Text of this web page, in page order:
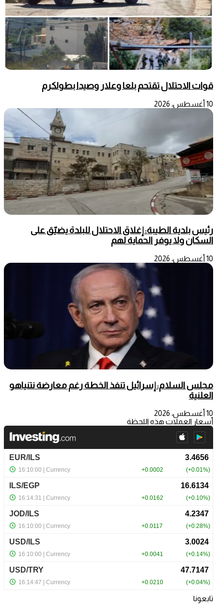
قوات الاحتلال تقتحم بلعا وعلار وصيدا بطولكرم
10 أغسطس، 2026
رئيس بلدية الطيبة: إغلاق الاحتلال للبلدة يضيّق على
السكان ولا يوفر الحماية لهم
10 أغسطس، 2026
مجلس السلام: إسرائيل تنفذ الخطة رغم معارضة نتنياهو
العلنية
10 أغسطس، 2026
أسعار العملات هذه اللحظة
تابعونا